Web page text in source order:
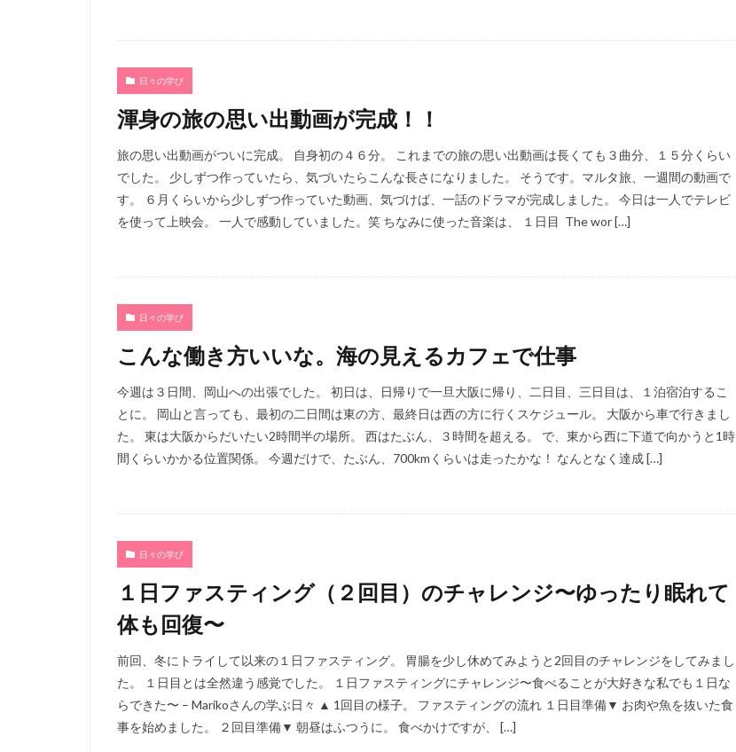
日々の学び
渾身の旅の思い出動画が完成！！
旅の思い出動画がついに完成。 自身初の４６分。 これまでの旅の思い出動画は長くても３曲分、１５分くらい
でした。 少しずつ作っていたら、気づいたらこんな長さになりました。 そうです。マルタ旅、一週間の動画で
す。 ６月くらいから少しずつ作っていた動画、気づけば、一話のドラマが完成しました。 今日は一人でテレビ
を使って上映会。 一人で感動していました。笑 ちなみに使った音楽は、 １日目 The wor […]
日々の学び
こんな働き方いいな。海の見えるカフェで仕事
今週は３日間、岡山への出張でした。 初日は、日帰りで一旦大阪に帰り、二日目、三日目は、１泊宿泊するこ
とに。 岡山と言っても、最初の二日間は東の方、最終日は西の方に行くスケジュール。 大阪から車で行きまし
た。 東は大阪からだいたい2時間半の場所。 西はたぶん、３時間を超える。 で、東から西に下道で向かうと1時
間くらいかかる位置関係。 今週だけで、たぶん、700kmくらいは走ったかな！ なんとなく達成 […]
日々の学び
１日ファスティング（２回目）のチャレンジ〜ゆったり眠れて
体も回復〜
前回、冬にトライして以来の１日ファスティング。 胃腸を少し休めてみようと2回目のチャレンジをしてみまし
た。 １日目とは全然違う感覚でした。 １日ファスティングにチャレンジ〜食べることが大好きな私でも１日な
らできた〜 – Marikoさんの学ぶ日々 ▲ 1回目の様子。 ファスティングの流れ １日目準備▼ お肉や魚を抜いた食
事を始めました。 ２回目準備▼ 朝昼はふつうに。 食べかけですが、 […]